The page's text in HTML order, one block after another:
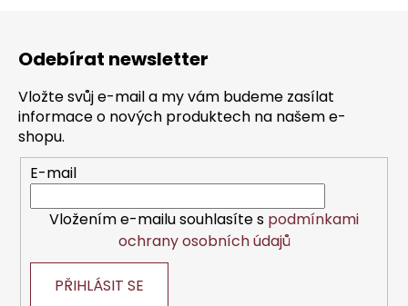
Odebírat newsletter
Vložte svůj e-mail a my vám budeme zasílat
informace o nových produktech na našem e-
shopu.
E-mail
Vložením e-mailu souhlasíte s podmínkami
ochrany osobních údajů
PŘIHLÁSIT SE